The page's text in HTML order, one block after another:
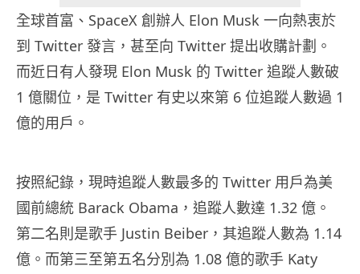
全球首富、SpaceX 創辦人 Elon Musk 一向熱衷於
到 Twitter 發言，甚至向 Twitter 提出收購計劃。
而近日有人發現 Elon Musk 的 Twitter 追蹤人數破
1 億關位，是 Twitter 有史以來第 6 位追蹤人數過 1
億的用戶。
按照紀錄，現時追蹤人數最多的 Twitter 用戶為美
國前總統 Barack Obama，追蹤人數達 1.32 億。
第二名則是歌手 Justin Beiber，其追蹤人數為 1.14
億。而第三至第五名分別為 1.08 億的歌手 Katy